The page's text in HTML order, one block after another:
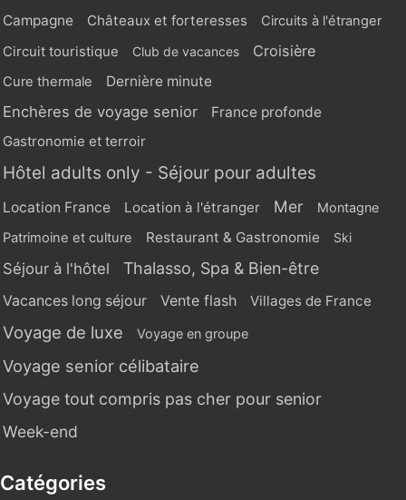
Campagne Châteaux et forteresses
Circuits à l'étranger
Circuit touristique
Club de vacances Croisière
Cure thermale Dernière minute
Enchères de voyage senior
France profonde
Gastronomie et terroir
Hôtel adults only - Séjour pour adultes
Location France Location à l'étranger Mer Montagne
Patrimoine et culture Restaurant & Gastronomie Ski
Séjour à l'hôtel Thalasso, Spa & Bien-être
Vacances long séjour Vente flash Villages de France
Voyage de luxe Voyage en groupe
Voyage senior célibataire
Voyage tout compris pas cher pour senior
Week-end
Catégories